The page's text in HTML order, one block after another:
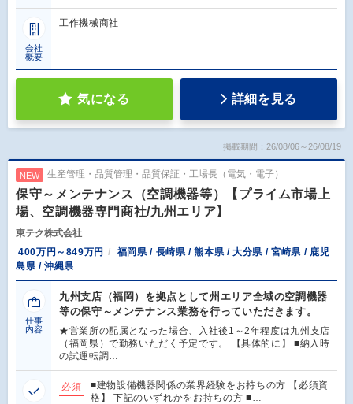
会社
概要
工作機械商社
気になる 詳細を見る
掲載期間：26/08/06～26/08/19
NEW 生産管理・品質管理・品質保証・工場長（電気・電子）
保守～メンテナンス（空調機器等）【プライム市場上
場、空調機器専門商社/九州エリア】
東テク株式会社
400万円～849万円
福岡県 / 長崎県 / 熊本県 / 大分県 / 宮崎県 / 鹿児
島県 / 沖縄県
仕事
内容
九州支店（福岡）を拠点として州エリア全域の空調機器
等の保守～メンテナンス業務を行っていただきます。
★営業所の配属となった場合、入社後1～2年程度は九州支店
（福岡県）で勤務いただく予定です。 【具体的に】 ■納入時
の試運転調…
必須
■建物設備機器関係の業界経験をお持ちの方 【必須資
格】 下記のいずれかをお持ちの方 ■…